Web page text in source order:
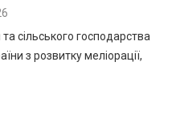
сільського господарства
з розвитку меліорації,